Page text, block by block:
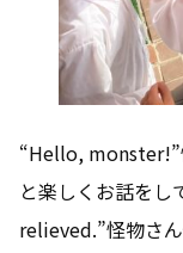
“Hello, monster!”
と楽しくお話を
relieved.”怪物さ